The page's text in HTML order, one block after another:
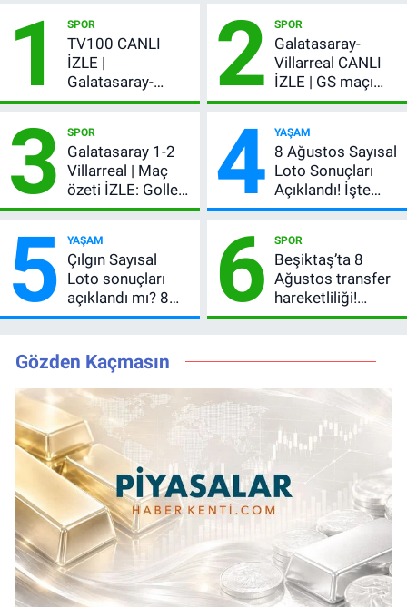
1 SPOR
TV100 CANLI
İZLE |
Galatasaray-
Villarreal maçı
şifresiz canlı yayın
2 SPOR
Galatasaray-
Villarreal CANLI
İZLE | GS maçı
hangi kanalda,
3 SPOR
Galatasaray 1-2
Villarreal | Maç
özeti İZLE: Goller
peş peşe geldi,
kırmızı kart gördü!
4 YAŞAM
8 Ağustos Sayısal
Loto Sonuçları
Açıklandı! İşte
Kazandıran 6
5 YAŞAM
Çılgın Sayısal
Loto sonuçları
açıklandı mı? 8
Ağustos 2026
numaralar
6 SPOR
Beşiktaş’ta 8
Ağustos transfer
hareketliliği!
Yönetim 5 bölge
Gözden Kaçmasın